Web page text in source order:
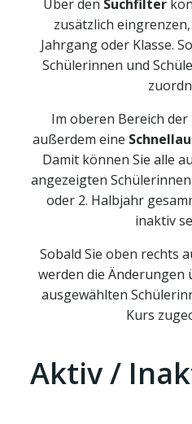
Über den Suchfilter
zusätzlich
Jahrgang oder Klasse.
Schülerinnen und
Im oberen Bereich
außerdem eine
Damit können Sie alle
angezeigten
oder 2. Halbjahr
inaktiv
Sobald Sie oben rechts
werden die Änderungen
ausgewählten
Kurs
Aktiv /